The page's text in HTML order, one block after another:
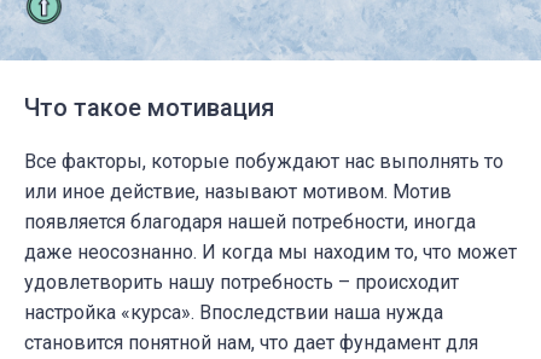
Что такое мотивация
Все факторы, которые побуждают нас выполнять то
или иное действие, называют мотивом. Мотив
появляется благодаря нашей потребности, иногда
даже неосознанно. И когда мы находим то, что может
удовлетворить нашу потребность – происходит
настройка «курса». Впоследствии наша нужда
становится понятной нам, что дает фундамент для